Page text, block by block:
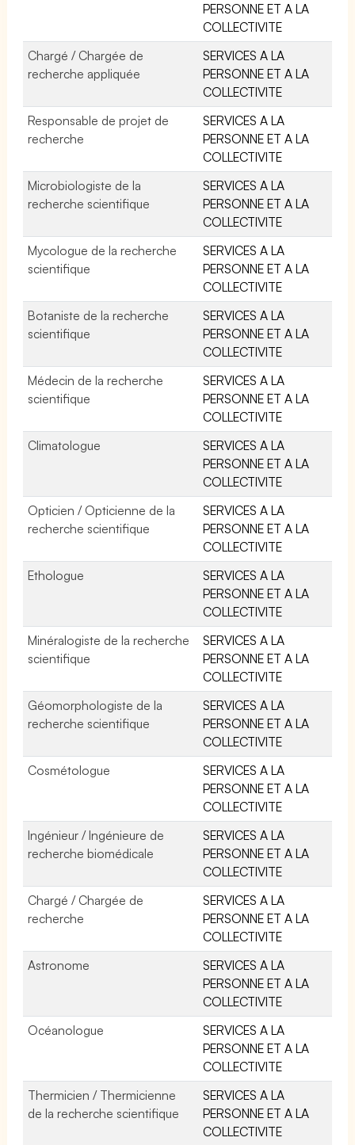
PERSONNE ET A LA
COLLECTIVITE
Chargé / Chargée de
recherche appliquée
SERVICES A LA
PERSONNE ET A LA
COLLECTIVITE
Responsable de projet de
recherche
SERVICES A LA
PERSONNE ET A LA
COLLECTIVITE
Microbiologiste de la
recherche scientifique
SERVICES A LA
PERSONNE ET A LA
COLLECTIVITE
Mycologue de la recherche
scientifique
SERVICES A LA
PERSONNE ET A LA
COLLECTIVITE
Botaniste de la recherche
scientifique
SERVICES A LA
PERSONNE ET A LA
COLLECTIVITE
Médecin de la recherche
scientifique
SERVICES A LA
PERSONNE ET A LA
COLLECTIVITE
Climatologue
SERVICES A LA
PERSONNE ET A LA
COLLECTIVITE
Opticien / Opticienne de la
recherche scientifique
SERVICES A LA
PERSONNE ET A LA
COLLECTIVITE
Ethologue
SERVICES A LA
PERSONNE ET A LA
COLLECTIVITE
Minéralogiste de la recherche
scientifique
SERVICES A LA
PERSONNE ET A LA
COLLECTIVITE
Géomorphologiste de la
recherche scientifique
SERVICES A LA
PERSONNE ET A LA
COLLECTIVITE
Cosmétologue
SERVICES A LA
PERSONNE ET A LA
COLLECTIVITE
Ingénieur / Ingénieure de
recherche biomédicale
SERVICES A LA
PERSONNE ET A LA
COLLECTIVITE
Chargé / Chargée de
recherche
SERVICES A LA
PERSONNE ET A LA
COLLECTIVITE
Astronome
SERVICES A LA
PERSONNE ET A LA
COLLECTIVITE
Océanologue
SERVICES A LA
PERSONNE ET A LA
COLLECTIVITE
Thermicien / Thermicienne
de la recherche scientifique
SERVICES A LA
PERSONNE ET A LA
COLLECTIVITE